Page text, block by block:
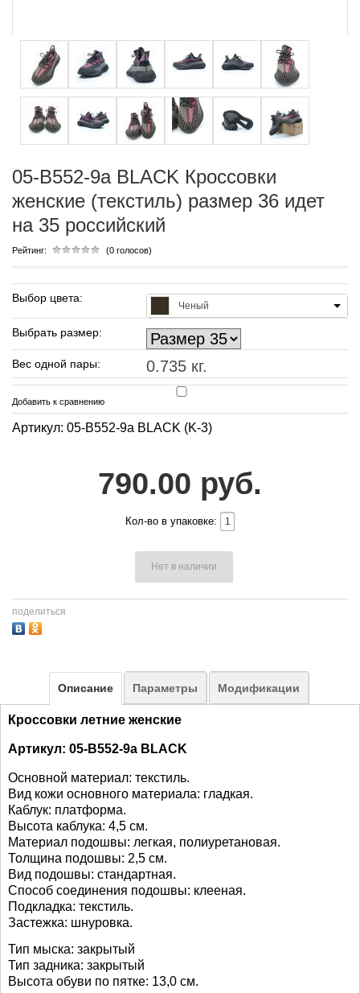
05-B552-9a BLACK Кроссовки
женские (текстиль) размер 36 идет
на 35 российский
Рейтинг: (0 голосов)
Выбор цвета:
Ченый
Выбрать размер:
Вес одной пары: 0.735 кг.
Добавить к сравнению
Артикул: 05-B552-9a BLACK (K-3)
790.00 руб.
Кол-во в упаковке:
Нет в наличии
поделиться
Описание Параметры Модификации
Кроссовки летние женские
Артикул: 05-B552-9a BLACK
Основной материал: текстиль.
Вид кожи основного материала: гладкая.
Каблук: платформа.
Высота каблука: 4,5 см.
Материал подошвы: легкая, полиуретановая.
Толщина подошвы: 2,5 см.
Вид подошвы: стандартная.
Способ соединения подошвы: клееная.
Подкладка: текстиль.
Застежка: шнуровка.
Тип мыска: закрытый
Тип задника: закрытый
Высота обуви по пятке: 13,0 см.